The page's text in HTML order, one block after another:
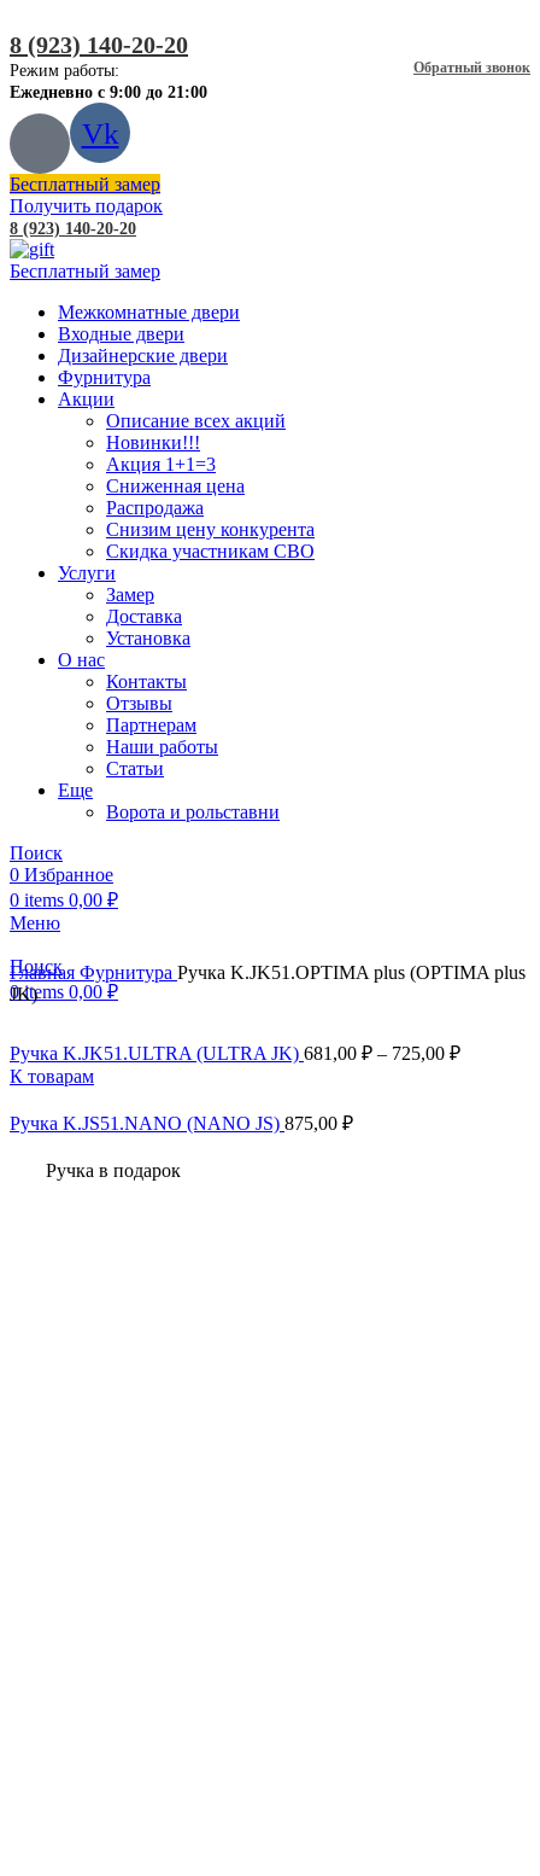
8 (923) 140-20-20
Обратный звонок
Режим работы:
Ежедневно с 9:00 до 21:00
Vk
Бесплатный замер
Получить подарок
8 (923) 140-20-20
Бесплатный замер
Межкомнатные двери
Входные двери
Дизайнерские двери
Фурнитура
Акции
Описание всех акций
Новинки!!!
Акция 1+1=3
Сниженная цена
Распродажа
Снизим цену конкурента
Скидка участникам СВО
Услуги
Замер
Доставка
Установка
О нас
Контакты
Отзывы
Партнерам
Наши работы
Статьи
Еще
Ворота и рольставни
Поиск
0 Избранное
0 items 0,00 ₽
Меню
Поиск
0items 0,00 ₽
Главная Фурнитура Ручка K.JK51.OPTIMA plus (OPTIMA plus
JK)
Ручка K.JK51.ULTRA (ULTRA JK) 681,00 ₽ – 725,00 ₽
К товарам
Ручка K.JS51.NANO (NANO JS) 875,00 ₽
Ручка в подарок